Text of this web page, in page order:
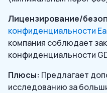
Лицензирование/
конфиденциальности
компания соблюдает
конфиденциальности
Плюсы: Предлагает
исследованию за